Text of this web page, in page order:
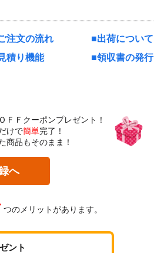
注文の流れ 出荷について
積り機能 領収書の発行
ＦＦクーポンプレゼント！
けで簡単完了！
商品もそのまま！
へ
つのメリットがあります。
ント